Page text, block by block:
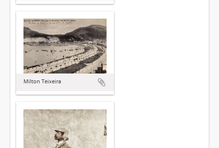
Milton Teixeira